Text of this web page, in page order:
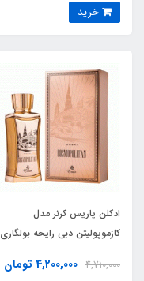
ادکلن پاریس کرنر مدل
کازموپولیتن دبی رایحه بولگاری
BVLGARI Falkar
4,710,000 4,200,000 تومان